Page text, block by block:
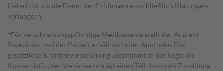
Lieferfrist um die Dauer der Prüfungen einschließlich Klärungen
verlängern.
4Für verschreibungspflichtige Medikamente stellt der Arzt ein
Rezept aus und der Patient erhält sie in der Apotheke. Die
gesetzliche Krankenversicherung übernimmt in der Regel die
Kosten dafür, der Versicherte trägt einen Teil davon als Zuzahlung